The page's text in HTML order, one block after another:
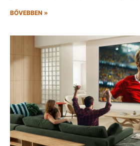
BŐVEBBEN »